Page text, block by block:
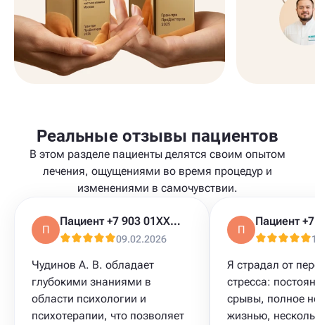
Реальные отзывы пациентов
В этом разделе пациенты делятся своим опытом
лечения, ощущениями во время процедур и
изменениями в самочувствии.
П
Пациент +7 903 01XXXXX
09.02.2026
Чудинов А. В. обладает
глубокими знаниями в
области психологии и
психотерапии, что позволяет
П
Я страдал от
стресса:
срывы, полное
жизнью,